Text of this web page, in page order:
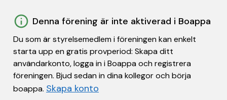
Denna förening är inte aktiverad i Boappa
Du som är styrelsemedlem i föreningen kan enkelt
starta upp en gratis provperiod: Skapa ditt
användarkonto, logga in i Boappa och registrera
föreningen. Bjud sedan in dina kollegor och börja
boappa. Skapa konto